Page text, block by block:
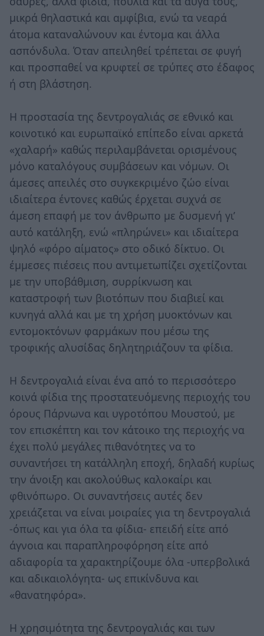
μικρά θηλαστικά και αμφίβια, ενώ τα νεαρά
άτομα καταναλώνουν και έντομα και άλλα
ασπόνδυλα. Όταν απειληθεί τρέπεται σε φυγή
και προσπαθεί να κρυφτεί σε τρύπες στο έδαφος
ή στη βλάστηση.
Η προστασία της δεντρογαλιάς σε εθνικό και
κοινοτικό και ευρωπαϊκό επίπεδο είναι αρκετά
«χαλαρή» καθώς περιλαμβάνεται ορισμένους
μόνο καταλόγους συμβάσεων και νόμων. Οι
άμεσες απειλές στο συγκεκριμένο ζώο είναι
ιδιαίτερα έντονες καθώς έρχεται συχνά σε
άμεση επαφή με τον άνθρωπο με δυσμενή γι’
αυτό κατάληξη, ενώ «πληρώνει» και ιδιαίτερα
ψηλό «φόρο αίματος» στο οδικό δίκτυο. Οι
έμμεσες πιέσεις που αντιμετωπίζει σχετίζονται
με την υποβάθμιση, συρρίκνωση και
καταστροφή των βιοτόπων που διαβιεί και
κυνηγά αλλά και με τη χρήση μυοκτόνων και
εντομοκτόνων φαρμάκων που μέσω της
τροφικής αλυσίδας δηλητηριάζουν τα φίδια.
Η δεντρογαλιά είναι ένα από το περισσότερο
κοινά φίδια της προστατευόμενης περιοχής του
όρους Πάρνωνα και υγροτόπου Μουστού, με
τον επισκέπτη και τον κάτοικο της περιοχής να
έχει πολύ μεγάλες πιθανότητες να το
συναντήσει τη κατάλληλη εποχή, δηλαδή κυρίως
την άνοιξη και ακολούθως καλοκαίρι και
φθινόπωρο. Οι συναντήσεις αυτές δεν
χρειάζεται να είναι μοιραίες για τη δεντρογαλιά
-όπως και για όλα τα φίδια- επειδή είτε από
άγνοια και παραπληροφόρηση είτε από
αδιαφορία τα χαρακτηρίζουμε όλα -υπερβολικά
και αδικαιολόγητα- ως επικίνδυνα και
«θανατηφόρα».
Η χρησιμότητα της δεντρογαλιάς και των